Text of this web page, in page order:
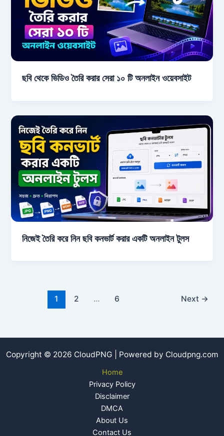
ছবি থেকে ভিডিও তৈরি করার সেরা ১০ টি অনলাইন ওয়েবসাইট
নিজেই তৈরি করে নিন ছবি কনভার্ট করার একটি অনলাইন টুলস
1 2 … 6 Next →
Copyright © 2026 CloudPNG | Powered by Cloudpng.com
Home
Privacy Policy
Disclaimer
DMCA
About Us
Contact Us